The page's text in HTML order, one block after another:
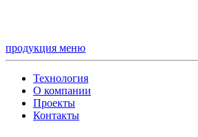
продукция меню
Технология
О компании
Проекты
Контакты